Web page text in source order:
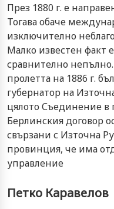
През 1880 г. е
Тогава обаче
изключително
Малко известен факт
сравнително
пролетта на 1886 г.
губернатор на
цялото Съединение в
Берлинския договор
свързани с Източна
провинция, че има
управление
Петко Каравелов